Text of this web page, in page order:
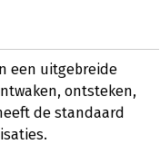
een uitgebreide
ontsteken,
de standaard